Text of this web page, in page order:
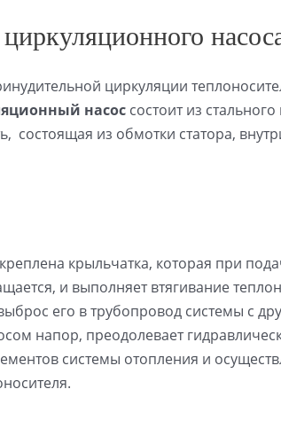
циркуляции
насос состоит из
состоящая из обмотки статора,
крыльчатка, которая при
и выполняет втягивание
его в трубопровод системы с
напор, преодолевает
системы отопления и